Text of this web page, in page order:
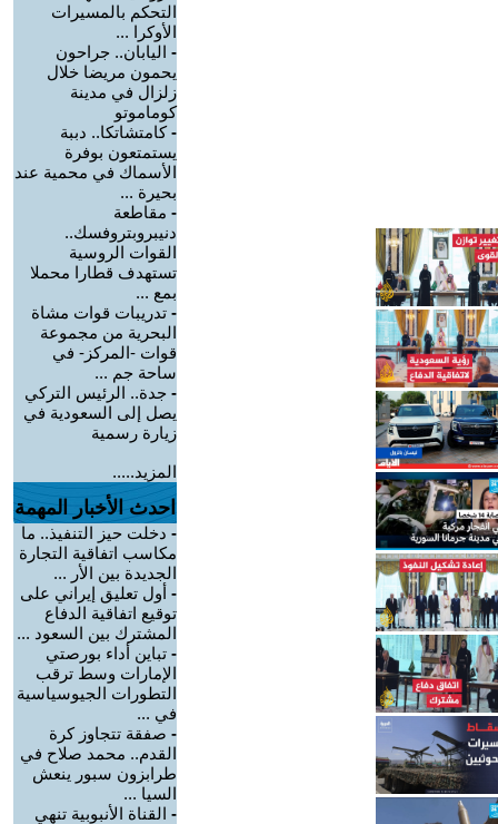
التحكم بالمسيرات
الأوكرا ...
- اليابان.. جراحون
يحمون مريضا خلال
زلزال في مدينة
كوماموتو
-كامتشاتكا.. دببة
يستمتعون بوفرة
الأسماك في محمية عند
بحيرة ...
- مقاطعة
دنيبروبتروفسك..
القوات الروسية
تستهدف قطارا محملا
بمع ...
- تدريبات قوات مشاة
البحرية من مجموعة
قوات -المركز- في
ساحة جم ...
- جدة.. الرئيس التركي
يصل إلى السعودية في
زيارة رسمية
المزيد.....
احدث الأخبار المهمة
- دخلت حيز التنفيذ.. ما
مكاسب اتفاقية التجارة
الجديدة بين الأر ...
- أول تعليق إيراني على
توقيع اتفاقية الدفاع
المشترك بين السعود ...
- تباين أداء بورصتي
الإمارات وسط ترقب
التطورات الجيوسياسية
في ...
- صفقة تتجاوز كرة
القدم.. محمد صلاح في
طرابزون سبور ينعش
السيا ...
- القناة الأنبوبية تنهي